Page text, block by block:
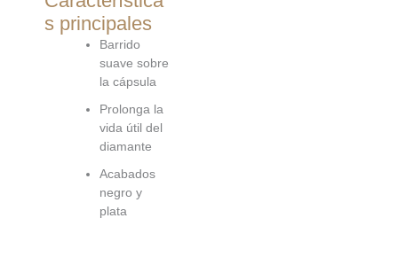
s principales
Barrido
suave sobre
la cápsula
Prolonga la
vida útil del
diamante
Acabados
negro y
plata